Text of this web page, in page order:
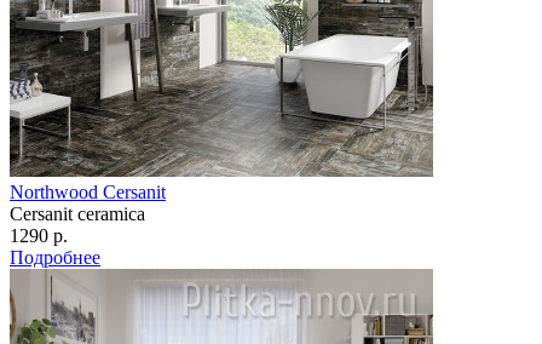
Northwood Cersanit
Cersanit ceramica
1290 р.
Подробнее